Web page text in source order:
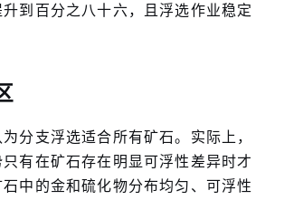
到百分之八十六，且浮选作业稳定
分支浮选适合所有矿石。实际上，
有在矿石存在明显可浮性差异时才
中的金和硫化物分布均匀、可浮性